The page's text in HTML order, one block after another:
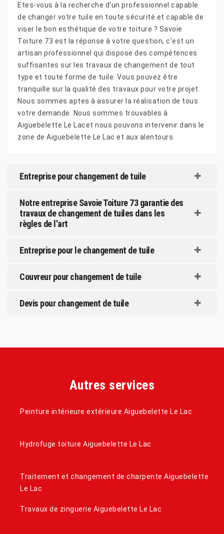
Etes-vous à la recherche d’un professionnel capable
de changer votre tuile en toute sécurité et capable de
viser le bon esthétique de votre toiture ? Savoie
Toiture 73 est la réponse à votre question, c’est un
artisan professionnel qui dispose des compétences
suffisantes sur les travaux de changement de tout
type et toute forme de tuile. Vous pouvez être
tranquille sur la qualité des travaux pour votre projet.
Nous sommes aptes à assurer la réalisation de tous
votre demande. Nous sommes trouvables à
Aiguebelette Le Lacet nous pouvons intervenir dans le
zone de Aiguebelette Le Lac et aux alentours.
Entreprise pour changement de tuile
Notre entreprise Savoie Toiture 73 garantie des
travaux de changement de tuiles dans les
règles de l’art
Entreprise pour le changement de tuile
Couvreur pour changement de tuile
Devis pour changement de tuile
Autres services
Peinture intérieure extérieure Aiguebelette Le Lac
Hydrofuge toiture Aiguebelette Le Lac
Traitement et changement de charpente Aiguebelette
Le Lac
Travaux de zinguerie Aiguebelette Le Lac